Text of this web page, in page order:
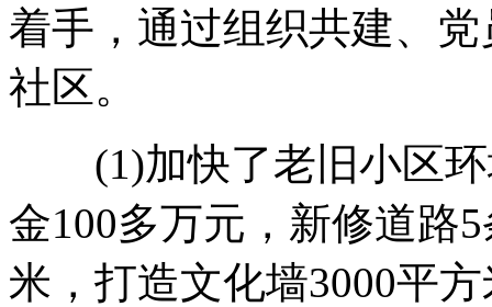
着手，通过组织共建、
社区。
(1)加快了老旧小区环
金100多万元，新修道路
米，打造文化墙3000平